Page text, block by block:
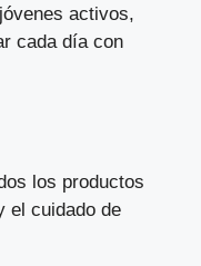
activos,
cada día con
los productos
el cuidado de